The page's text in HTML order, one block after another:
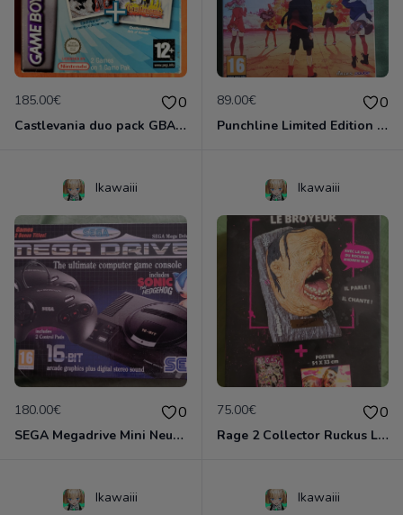
185.00€ 0
Castlevania duo pack GBA complet VF
89.00€ 0
Punchline Limited Edition EUR Neuf sous Blister
Ikawaiii
180.00€ 0
SEGA Megadrive Mini Neuve 42 jeux 2 manettes
Ikawaiii
75.00€ 0
Rage 2 Collector Ruckus Le Broyeur Neuf
Ikawaiii Ikawaiii